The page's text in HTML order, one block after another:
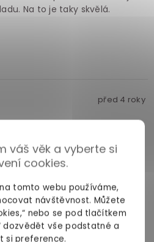
váš věk a vyberte si
cookies.
tomto webu používáme,
návštěvnost. Můžete
nebo se pod tlačítkem
dozvědět vše podstatné a
si preference.
Na to je taky skvělá.
před 4 roky
už vyzkoušeli další dvě
aroma a jemnou texturu.
masáže. Naprosto jsme si ho
nespálí. Každopádně
před litím na tělo.